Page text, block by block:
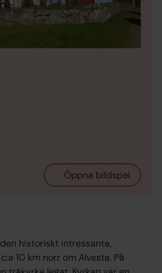
Öppna bildspel
historiskt intressanta,
10 km norr om Alvesta. På